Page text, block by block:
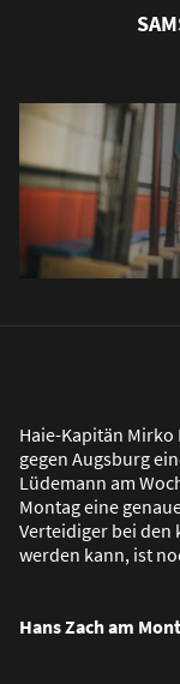
Haie-Kapitän
gegen Augsburg
Lüdemann am
Montag eine
Verteidiger bei den
werden kann, ist
Hans Zach am